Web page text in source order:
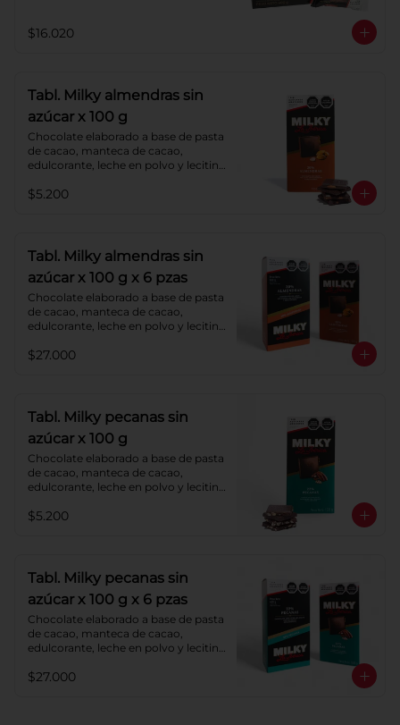
$16.020
Tabl. Milky almendras sin
azúcar x 100 g
Chocolate elaborado a base de pasta
de cacao, manteca de cacao,
edulcorante, leche en polvo y lecitina
Porcentaje de cacao: 40%.
$5.200
Tabl. Milky almendras sin
azúcar x 100 g x 6 pzas
Chocolate elaborado a base de pasta
de cacao, manteca de cacao,
edulcorante, leche en polvo y lecitina
Porcentaje de cacao: 40%.
$27.000
Tabl. Milky pecanas sin
azúcar x 100 g
Chocolate elaborado a base de pasta
de cacao, manteca de cacao,
edulcorante, leche en polvo y lecitina
Porcentaje de cacao: 40%.
$5.200
Tabl. Milky pecanas sin
azúcar x 100 g x 6 pzas
Chocolate elaborado a base de pasta
de cacao, manteca de cacao,
edulcorante, leche en polvo y lecitina
Porcentaje de cacao: 40%.
$27.000